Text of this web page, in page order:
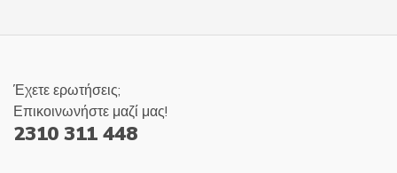
Έχετε ερωτήσεις;
Επικοινωνήστε μαζί μας!
2310 311 448